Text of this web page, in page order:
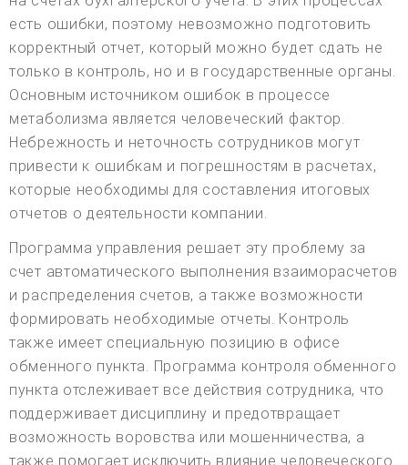
есть ошибки, поэтому невозможно подготовить
корректный отчет, который можно будет сдать не
только в контроль, но и в государственные органы.
Основным источником ошибок в процессе
метаболизма является человеческий фактор.
Небрежность и неточность сотрудников могут
привести к ошибкам и погрешностям в расчетах,
которые необходимы для составления итоговых
отчетов о деятельности компании.
Программа управления решает эту проблему за
счет автоматического выполнения взаиморасчетов
и распределения счетов, а также возможности
формировать необходимые отчеты. Контроль
также имеет специальную позицию в офисе
обменного пункта. Программа контроля обменного
пункта отслеживает все действия сотрудника, что
поддерживает дисциплину и предотвращает
возможность воровства или мошенничества, а
также помогает исключить влияние человеческого